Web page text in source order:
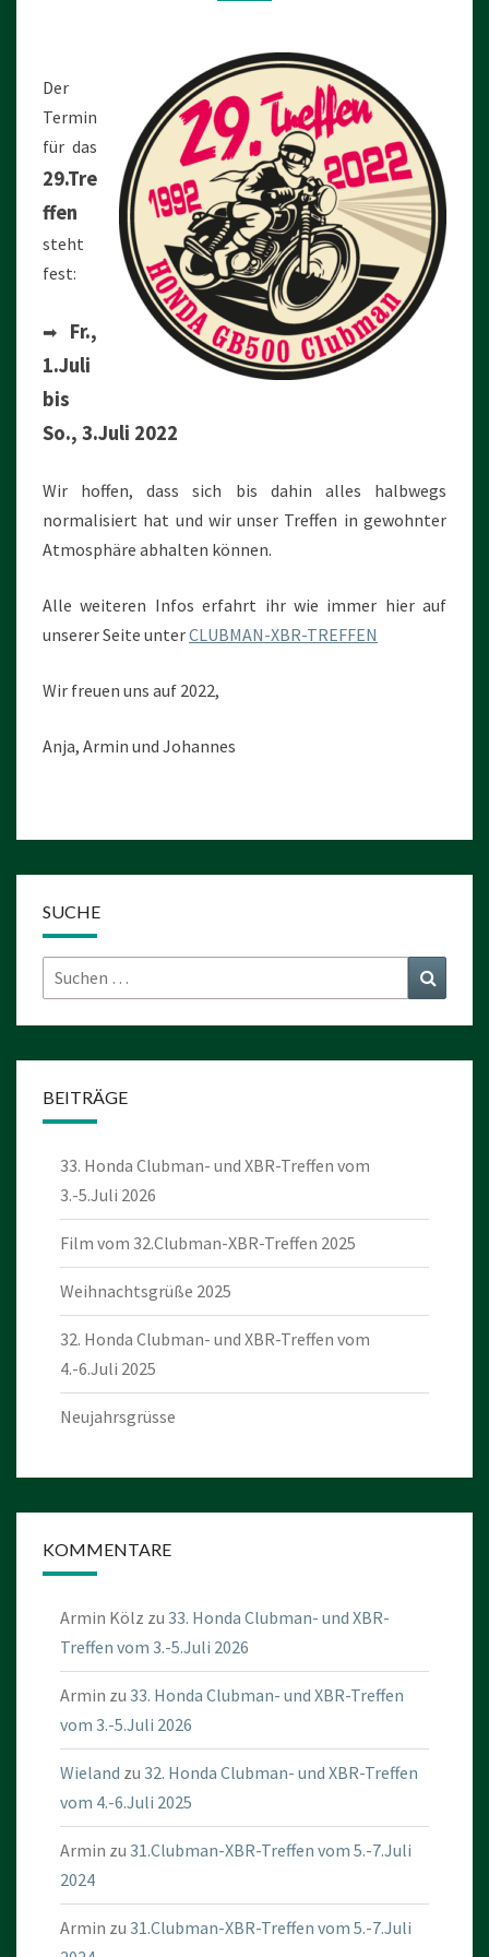
Der
Termin
für das
29.Tre
ffen
steht
fest:
➡ Fr.,
1.Juli
bis
So., 3.Juli 2022
Wir hoffen, dass sich bis dahin alles halbwegs
normalisiert hat und wir unser Treffen in gewohnter
Atmosphäre abhalten können.
Alle weiteren Infos erfahrt ihr wie immer hier auf
unserer Seite unterCLUBMAN-XBR-TREFFEN
Wir freuen uns auf 2022,
Anja, Armin und Johannes
SUCHE
Suchen
nach:
BEITRÄGE
33. Honda Clubman- und XBR-Treffen vom
3.-5.Juli 2026
Film vom 32.Clubman-XBR-Treffen 2025
Weihnachtsgrüße 2025
32. Honda Clubman- und XBR-Treffen vom
4.-6.Juli 2025
Neujahrsgrüsse
KOMMENTARE
Armin Kölz zu 33. Honda Clubman- und XBR-
Treffen vom 3.-5.Juli 2026
Armin zu 33. Honda Clubman- und XBR-Treffen
vom 3.-5.Juli 2026
Wieland zu 32. Honda Clubman- und XBR-Treffen
vom 4.-6.Juli 2025
Armin zu 31.Clubman-XBR-Treffen vom 5.-7.Juli
2024
Armin zu 31.Clubman-XBR-Treffen vom 5.-7.Juli